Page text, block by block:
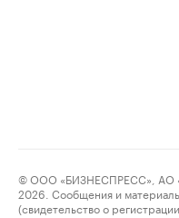
© ООО «БИЗНЕСПРЕСС», АО
2026. Сообщения и
(свидетельство о